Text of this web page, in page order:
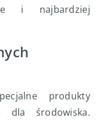
i najbardziej
produkty
dla środowiska.